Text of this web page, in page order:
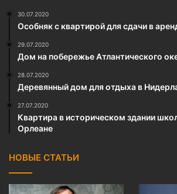
30.07.2020
Особняк с квартирой для сдачи в
29.07.2020
Дом на побережье Атлантического
28.07.2020
Деревянный дом для отдыха в
27.07.2020
Квартира в историческом здании
Орлеане
НОВЫЕ СТАТЬИ